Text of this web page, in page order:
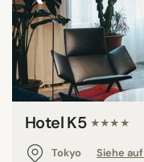
Hotel K5 ★★★★
Tokyo
Siehe